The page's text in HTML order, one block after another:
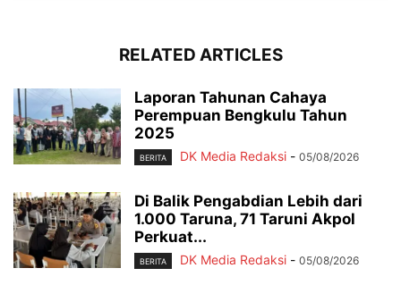
RELATED ARTICLES
Laporan Tahunan Cahaya
Perempuan Bengkulu Tahun
2025
BERITA DK Media Redaksi - 05/08/2026
Di Balik Pengabdian Lebih dari
1.000 Taruna, 71 Taruni Akpol
Perkuat...
BERITA DK Media Redaksi - 05/08/2026